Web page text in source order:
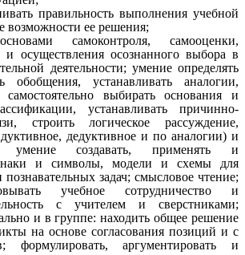
правильность выполнения учебной
возможности ее решения;
самоконтроля, самооценки,
осуществления осознанного выбора в
деятельности; умение определять
обобщения, устанавливать аналогии,
самостоятельно выбирать основания и
устанавливать причинно-
строить логическое рассуждение,
дедуктивное и по аналогии) и
умение создавать, применять и
знаки и символы, модели и схемы для
задач; смысловое чтение;
учебное сотрудничество и
с учителем и сверстниками;
и в группе: находить общее решение
на основе согласования позиций и с
формулировать, аргументировать и